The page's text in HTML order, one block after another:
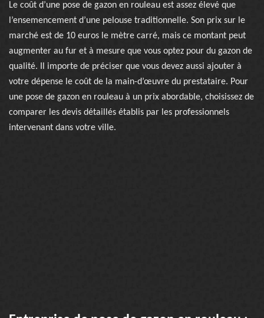
Le coût d’une pose de gazon en rouleau est assez élevé que
l’ensemencement d’une pelouse traditionnelle. Son prix sur le
marché est de 10 euros le mètre carré, mais ce montant peut
augmenter au fur et à mesure que vous optez pour du gazon de
qualité. Il importe de préciser que vous devez aussi ajouter à
votre dépense le coût de la main-d’œuvre du prestataire. Pour
une pose de gazon en rouleau à un prix abordable, choisissez de
comparer les devis détaillés établis par les professionnels
intervenant dans votre ville.